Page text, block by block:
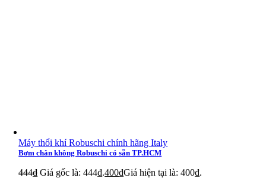
Máy thổi khí Robuschi chính hãng Italy
Bơm chân không Robuschi có sẵn TP.HCM
444₫ Giá gốc là: 444₫.400₫Giá hiện tại là: 400₫.